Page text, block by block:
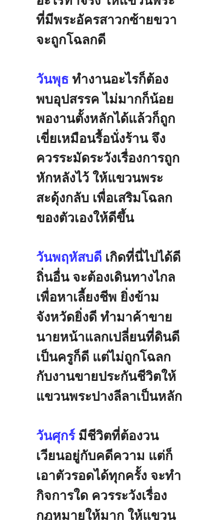
ที่มีพระอัครสาวกซ้ายขวา
จะถูกโฉลกดี
วันพุธ ทำงานอะไรก็ต้อง
พบอุปสรรค ไม่มากก็น้อย
พองานตั้งหลักได้แล้วก็ถูก
เขี่ยเหมือนรื้อนั่งร้าน จึง
ควรระมัดระวังเรื่องการถูก
หักหลังไว้ ให้แขวนพระ
สะดุ้งกลับ เพื่อเสริมโฉลก
ของตัวเองให้ดีขึ้น
วันพฤหัสบดี เกิดที่นี่ไปได้ดี
ถิ่นอื่น จะต้องเดินทางไกล
เพื่อหาเลี้ยงชีพ ยิ่งข้าม
จังหวัดยิ่งดี ทำมาค้าขาย
นายหน้าแลกเปลี่ยนที่ดินดี
เป็นครูก็ดี แต่ไม่ถูกโฉลก
กับงานขายประกันชีวิตให้
แขวนพระปางลีลาเป็นหลัก
วันศุกร์ มีชีวิตที่ต้องวน
เวียนอยู่กับคดีความ แต่ก็
เอาตัวรอดได้ทุกครั้ง จะทำ
กิจการใด ควรระวังเรื่อง
กฎหมายให้มาก ให้แขวน